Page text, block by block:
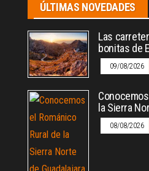
ÚLTIMAS NOVEDADES
Las
bonitas de
09/08/2026
la Sierra
08/08/2026